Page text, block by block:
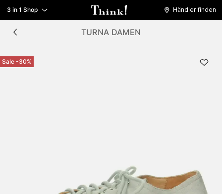
3 in 1 Shop Händler finden
TURNA DAMEN
Sale -30%